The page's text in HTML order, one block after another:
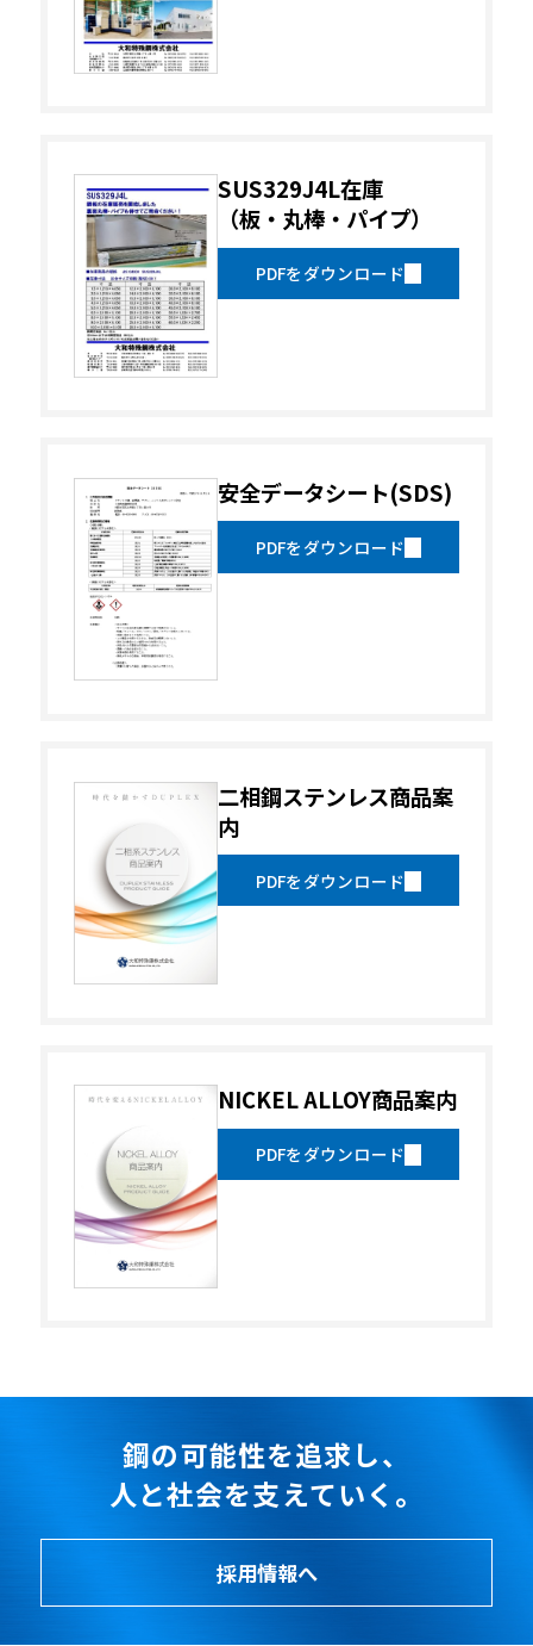
SUS329J4L在庫
（板・丸棒・パイプ）
PDFをダウンロード
安全データシート(SDS)
PDFをダウンロード
二相鋼ステンレス商品案
内
PDFをダウンロード
NICKEL ALLOY商品案内
PDFをダウンロード
鋼の可能性を追求し、
人と社会を支えていく。
採用情報へ